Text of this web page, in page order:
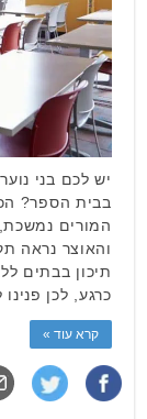
יש לכם בני
בבית הספר?
המורים
והאוצר נראה
תיכון בבתים
כרגע, לכן
קרא עוד »